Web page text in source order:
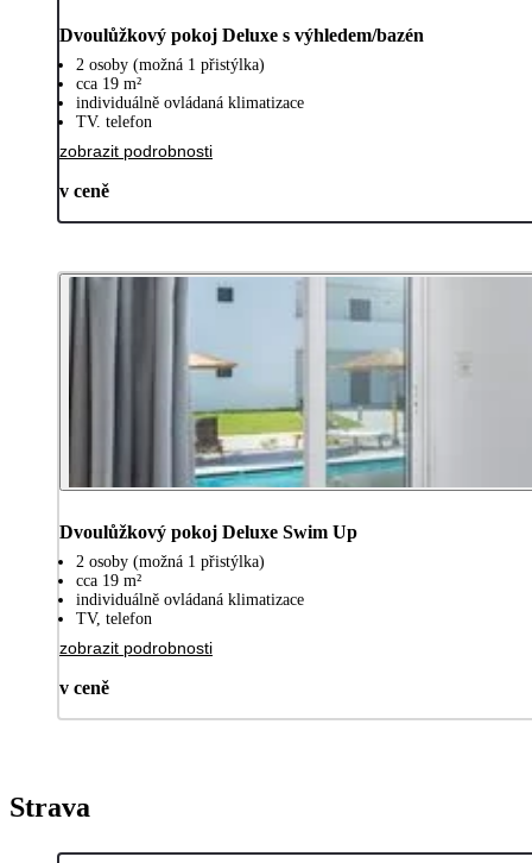
Dvoulůžkový pokoj Deluxe s výhledem/bazén
2 osoby (možná 1 přistýlka)
cca 19 m²
individuálně ovládaná klimatizace
TV. telefon
zobrazit podrobnosti
v ceně
Dvoulůžkový pokoj Deluxe Swim Up
2 osoby (možná 1 přistýlka)
cca 19 m²
individuálně ovládaná klimatizace
TV, telefon
zobrazit podrobnosti
v ceně
Strava